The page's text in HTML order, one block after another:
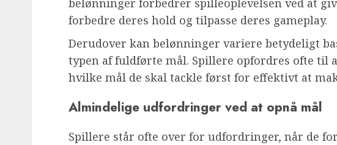
belønninger forbedrer spilleoplevelsen ved at
forbedre deres hold og tilpasse deres gameplay.
Derudover kan belønninger variere betydeligt
typen af fuldførte mål. Spillere opfordres ofte til
hvilke mål de skal tackle først for effektivt at
Almindelige udfordringer ved at opnå mål
Spillere står ofte over for udfordringer, når de